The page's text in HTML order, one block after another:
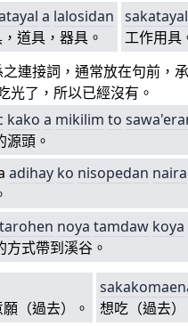
a lalosidan
道具，器具。
sakatayal
工作用具
連接詞，通常放在句前
了，所以已經沒有。
kako a mikilim to
頭。
adihay ko nisopedan naira
tarohen noya tamdaw koya
式帶到溪谷。
（過去）。
sa
想吃（過去）